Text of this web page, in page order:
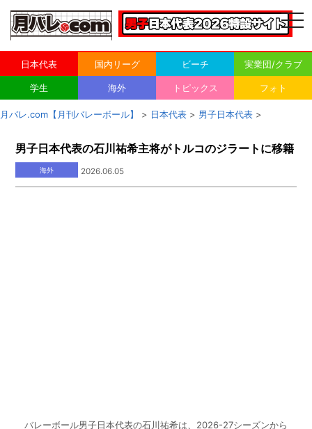
日本代表 国内リーグ ビーチ 実業団/クラブ
学生 海外 トピックス フォト
月バレ.com【月刊バレーボール】 > 日本代表 > 男子日本代表 >
男子日本代表の石川祐希主将がトルコのジラートに移籍
海外 2026.06.05
バレーボール男子日本代表の石川祐希は、2026-27シーズンから